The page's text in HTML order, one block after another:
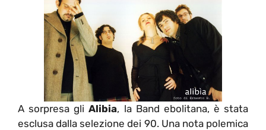
A sorpresa gliAlibia, la Band ebolitana, è stata
esclusa dalla selezione dei 90. Una nota polemica